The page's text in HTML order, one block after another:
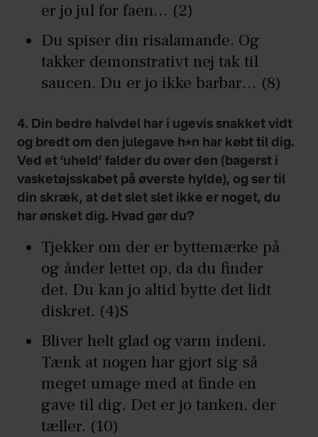
er jo jul for faen… (2)
Du spiser din risalamande. Og
takker demonstrativt nej tak til
saucen. Du er jo ikke barbar… (8)
4. Din bedre halvdel har i ugevis snakket vidt
og bredt om den julegave h*n har købt til dig.
Ved et ’uheld’ falder du over den (bagerst i
vasketøjsskabet på øverste hylde), og ser til
din skræk, at det slet slet ikke er noget, du
har ønsket dig. Hvad gør du?
Tjekker om der er byttemærke på
og ånder lettet op, da du finder
det. Du kan jo altid bytte det lidt
diskret. (4)S
Bliver helt glad og varm indeni.
Tænk at nogen har gjort sig så
meget umage med at finde en
gave til dig. Det er jo tanken, der
tæller. (10)